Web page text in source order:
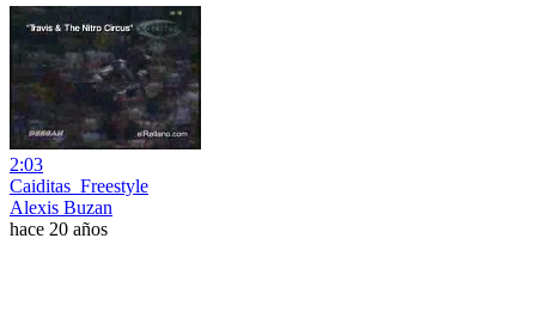
2:03
Caiditas_Freestyle
Alexis Buzan
hace 20 años